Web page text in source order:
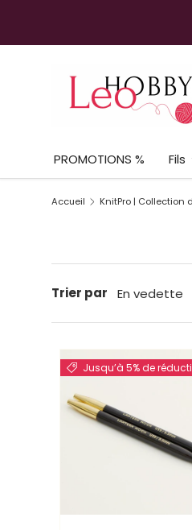
PROMOTIONS % Fils
Accueil KnitPro | Collection
Trier par En vedette
Jusqu’à 5% de